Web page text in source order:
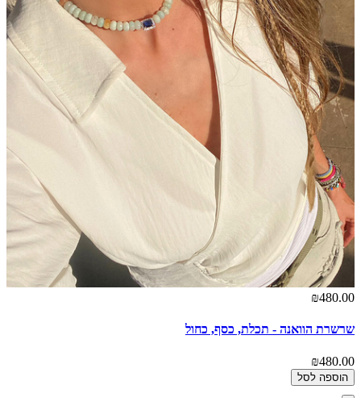
₪480.00
שרשרת הוואנה - תכלת, כסף, כחול
₪480.00
הוספה לסל